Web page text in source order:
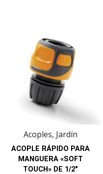
Acoples, Jardín
ACOPLE RÁPIDO PARA
MANGUERA «SOFT
TOUCH» DE 1/2″